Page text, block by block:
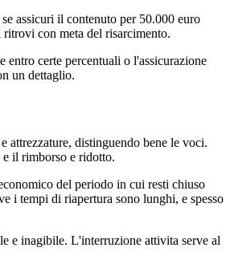
assicuri il contenuto per 50.000 euro
con meta del risarcimento.
entro certe percentuali o l'assicurazione
un dettaglio.
attrezzature, distinguendo bene le voci.
il rimborso e ridotto.
del periodo in cui resti chiuso
i tempi di riapertura sono lunghi, e spesso
e inagibile. L'interruzione attivita serve al